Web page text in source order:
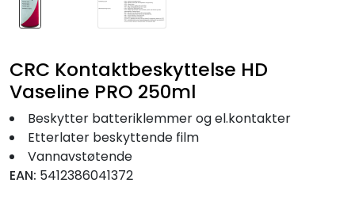
CRC Kontaktbeskyttelse HD
Vaseline PRO 250ml
Beskytter batteriklemmer og el.kontakter
Etterlater beskyttende film
Vannavstøtende
EAN: 5412386041372